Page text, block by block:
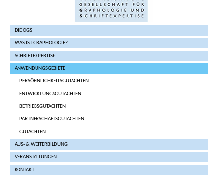
DIE ÖGS
WAS IST GRAPHOLOGIE?
SCHRIFTEXPERTISE
ANWENDUNGSGEBIETE
PERSÖHNLICHKEITSGUTACHTEN
ENTWICKLUNGSGUTACHTEN
BETRIEBSGUTACHTEN
PARTNERSCHAFTSGUTACHTEN
GUTACHTEN
AUS- & WEITERBILDUNG
VERANSTALTUNGEN
KONTAKT